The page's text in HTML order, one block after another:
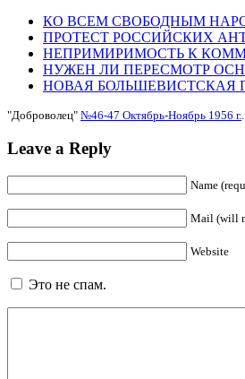
КО ВСЕМ СВОБОДНЫМ
ПРОТЕСТ РОССИЙСКИХ
НЕПРИМИРИМОСТЬ К
НУЖЕН ЛИ ПЕРЕСМОТР
НОВАЯ БОЛЬШЕВИСТСКАЯ
"Доброволец" №46-47 Октябрь-Ноябрь 1956 г.
Leave a Reply
Name
Mail (will
Website
Это не спам.